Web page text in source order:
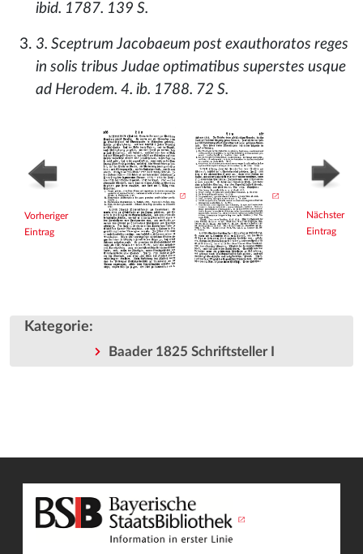
ibid. 1787. 139 S.
3. Sceptrum Jacobaeum post exauthoratos reges
in solis tribus Judae optimatibus superstes usque
ad Herodem. 4. ib. 1788. 72 S.
Vorheriger
Eintrag
Nächster
Eintrag
Kategorie:
Baader 1825 Schriftsteller I